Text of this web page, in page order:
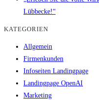
Lübbecke!“
KATEGORIEN
Allgemein
Firmenkunden
Infoseiten Landingpage
Landingpage OpenAI
Marketing